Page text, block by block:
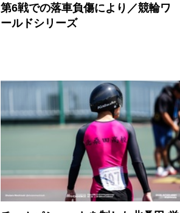
第6戦での落車負傷により／競輪ワ
ールドシリーズ